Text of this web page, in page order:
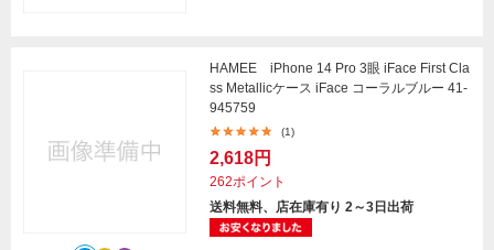
HAMEE iPhone 14 Pro 3眼 iFace First Cla
ss Metallicケース iFace コーラルブルー 41-
945759
(1)
2,618円
262ポイント
送料無料、店在庫有り 2～3日出荷